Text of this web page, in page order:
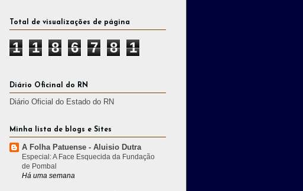
Total de visualizações de página
1 1 8 6 7 8 1
Diário Oficinal do RN
Diário Oficial do Estado do RN
Minha lista de blogs e Sites
A Folha Patuense - Aluisio Dutra
Especial: A Face Esquecida da Fundação
de Pombal
Há uma semana